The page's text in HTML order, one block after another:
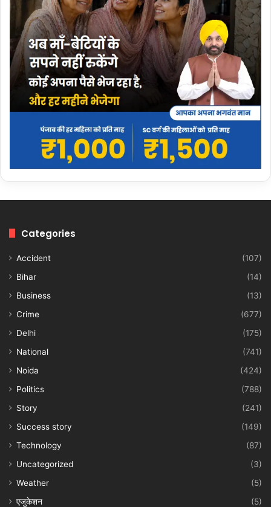
Categories
Accident
(107)
Bihar
(14)
Business
(13)
Crime
(677)
Delhi
(175)
National
(741)
Noida
(424)
Politics
(788)
Story
(241)
Success story
(149)
Technology
(87)
Uncategorized
(3)
Weather
(5)
एजुकेशन
(5)